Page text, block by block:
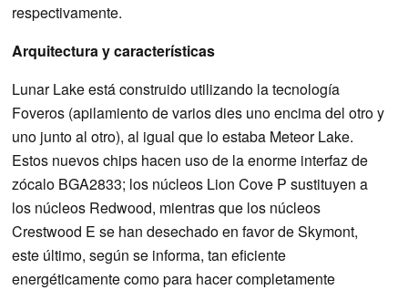
respectivamente.
Arquitectura y características
Lunar Lake está construido utilizando la tecnología
Foveros (apilamiento de varios dies uno encima del otro y
uno junto al otro), al igual que lo estaba Meteor Lake.
Estos nuevos chips hacen uso de la enorme interfaz de
zócalo BGA2833; los núcleos Lion Cove P sustituyen a
los núcleos Redwood, mientras que los núcleos
Crestwood E se han desechado en favor de Skymont,
este último, según se informa, tan eficiente
energéticamente como para hacer completamente